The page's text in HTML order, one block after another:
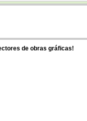
de obras gráficas!